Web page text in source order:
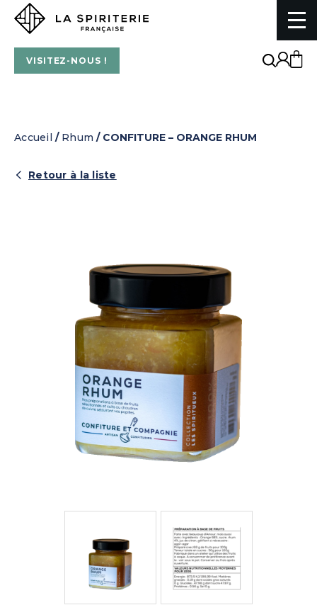
VISITEZ-NOUS !
La Spiriterie Française
Accueil / Rhum / CONFITURE – ORANGE RHUM
Retour à la liste